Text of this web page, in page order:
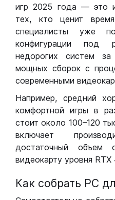
игр 2025 года — это
тех, кто ценит
специалисты уже
конфигурации под
недорогих систем
мощных сборок с
современными
Например, средний
комфортной игры в
стоит около 100–120
включает
достаточный объем
видеокарту уровня RTX
Как собрать РС